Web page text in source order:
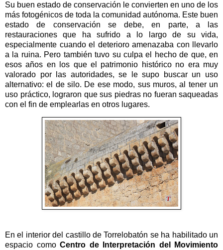
Su buen estado de conservación le convierten en uno de los
más fotogénicos de toda la comunidad autónoma. Este buen
estado de conservación se debe, en parte, a las
restauraciones que ha sufrido a lo largo de su vida,
especialmente cuando el deterioro amenazaba con llevarlo
a la ruina. Pero también tuvo su culpa el hecho de que, en
esos años en los que el patrimonio histórico no era muy
valorado por las autoridades, se le supo buscar un uso
alternativo: el de silo. De ese modo, sus muros, al tener un
uso práctico, lograron que sus piedras no fueran saqueadas
con el fin de emplearlas en otros lugares.
En el interior del castillo de Torrelobatón se ha habilitado un
espacio como Centro de Interpretación del Movimiento